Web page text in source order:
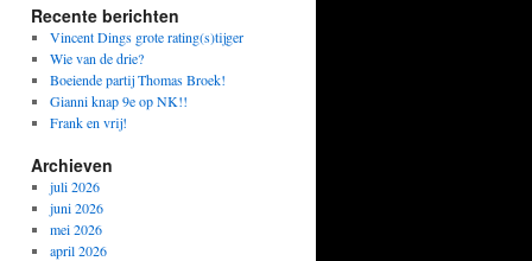
Recente berichten
Vincent Dings grote rating(s)tijger
Wie van de drie?
Boeiende partij Thomas Broek!
Gianni knap 9e op NK!!
Frank en vrij!
Archieven
juli 2026
juni 2026
mei 2026
april 2026